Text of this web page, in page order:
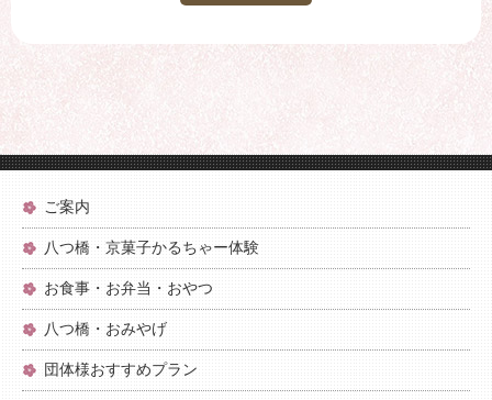
ご案内
八つ橋・京菓子かるちゃー体験
お食事・お弁当・おやつ
八つ橋・おみやげ
団体様おすすめプラン